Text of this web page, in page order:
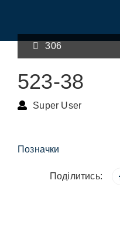
306
523-38
Super User
Позначки
Поділитись: